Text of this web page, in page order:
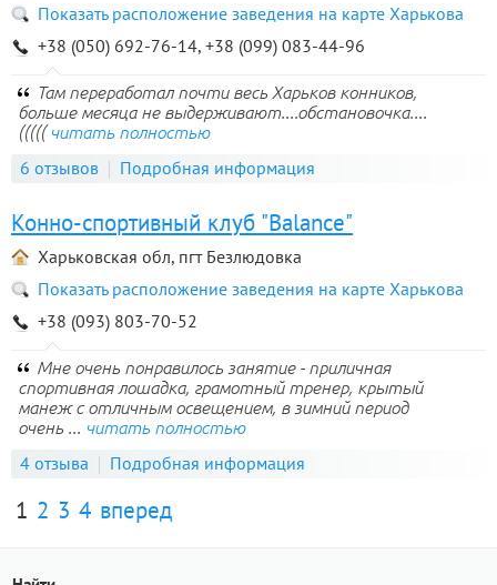
Показать расположение заведения на карте Харькова
+38 (050) 692-76-14, +38 (099) 083-44-96
Там переработал почти весь Харьков конников,
больше месяца не выдерживают....обстановочка....
(((((читать полностью
6 отзывов Подробная информация
Конно-спортивный клуб "Balance"
Харьковская обл, пгт Безлюдовка
Показать расположение заведения на карте Харькова
+38 (093) 803-70-52
Мне очень понравилось занятие - приличная
спортивная лошадка, грамотный тренер, крытый
манеж с отличным освещением, в зимний период
очень ... читать полностью
4 отзыва Подробная информация
1 2 3 4 вперед